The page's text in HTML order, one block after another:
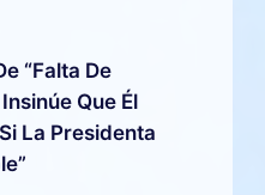
“falta De
Que Él
La Presidenta